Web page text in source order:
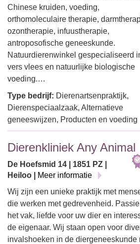
Chinese kruiden, voeding,
orthomoleculaire therapie,
ozontherapie, infuustherapie,
antroposofische geneeskunde.
Natuurdierenwinkel gespecialiseerd
vers vlees en natuurlijke biologische
voeding.…
Type bedrijf: Dierenartsenpraktijk,
Dierenspeciaalzaak, Alternatieve
geneeswijzen, Producten en voeding
Dierenkliniek Any Animal
De Hoefsmid 14 | 1851 PZ |
Heiloo |
Meer informatie
Wij zijn een unieke praktijk met
die werken met gedrevenheid.
het vak, liefde voor uw dier en
de eigenaar. Wij staan open voor
invalshoeken in de diergeneeskunde